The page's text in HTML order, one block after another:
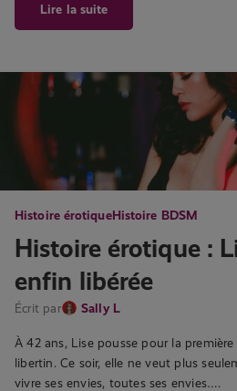
Lire la suite
Histoire érotiqueHistoire BDSM
Histoire érotique :
enfin libérée
Écrit par Sally L
À 42 ans, Lise pousse pour la
libertin. Ce soir, elle ne veut plus
vivre ses envies, toutes ses envies….